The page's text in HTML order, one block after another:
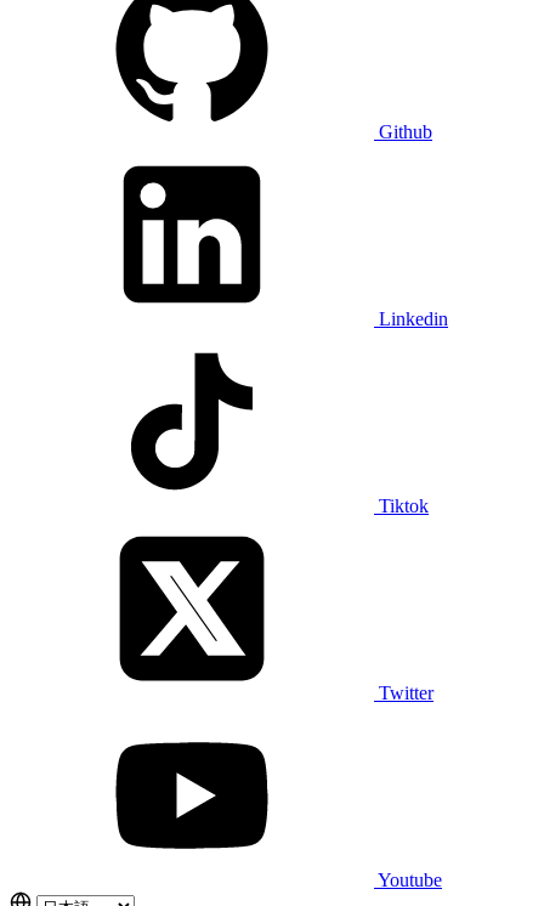
Github
Linkedin
Tiktok
Twitter
Youtube